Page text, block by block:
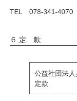
TEL 078-341-4070
６ 定 款
公益社団法
定款